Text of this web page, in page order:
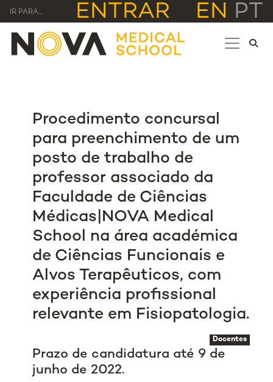
IR PARA... ENTRAR EN PT
Procedimento concursal
para preenchimento de um
posto de trabalho de
professor associado da
Faculdade de Ciências
Médicas|NOVA Medical
School na área académica
de Ciências Funcionais e
Alvos Terapêuticos, com
experiência profissional
relevante em Fisiopatologia.
Docentes
Prazo de candidatura até 9 de
junho de 2022.